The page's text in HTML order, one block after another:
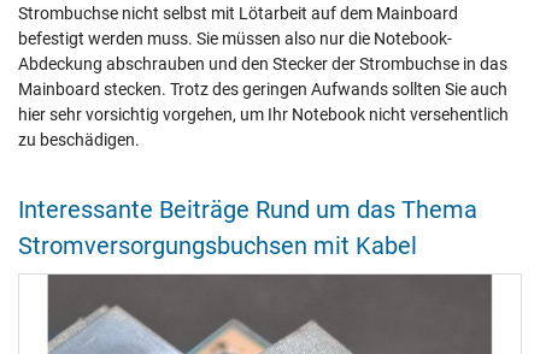
Strombuchse nicht selbst mit Lötarbeit auf dem Mainboard
befestigt werden muss. Sie müssen also nur die Notebook-
Abdeckung abschrauben und den Stecker der Strombuchse in das
Mainboard stecken. Trotz des geringen Aufwands sollten Sie auch
hier sehr vorsichtig vorgehen, um Ihr Notebook nicht versehentlich
zu beschädigen.
Interessante Beiträge Rund um das Thema
Stromversorgungsbuchsen mit Kabel